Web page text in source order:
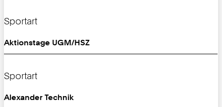
Sportart
Aktionstage UGM/HSZ
Sportart
Alexander Technik